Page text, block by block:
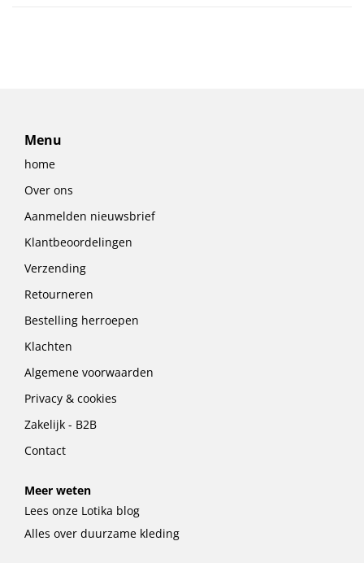
Menu
home
Over ons
Aanmelden nieuwsbrief
Klantbeoordelingen
Verzending
Retourneren
Bestelling herroepen
Klachten
Algemene voorwaarden
Privacy & cookies
Zakelijk - B2B
Contact
Meer weten
Lees onze Lotika blog
Alles over duurzame kleding